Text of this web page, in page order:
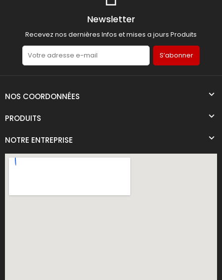
Newsletter
Recevez nos dernières Infos et mises a jours Produits
S’abonner
NOS COORDONNÉES
PRODUITS
NOTRE ENTREPRISE